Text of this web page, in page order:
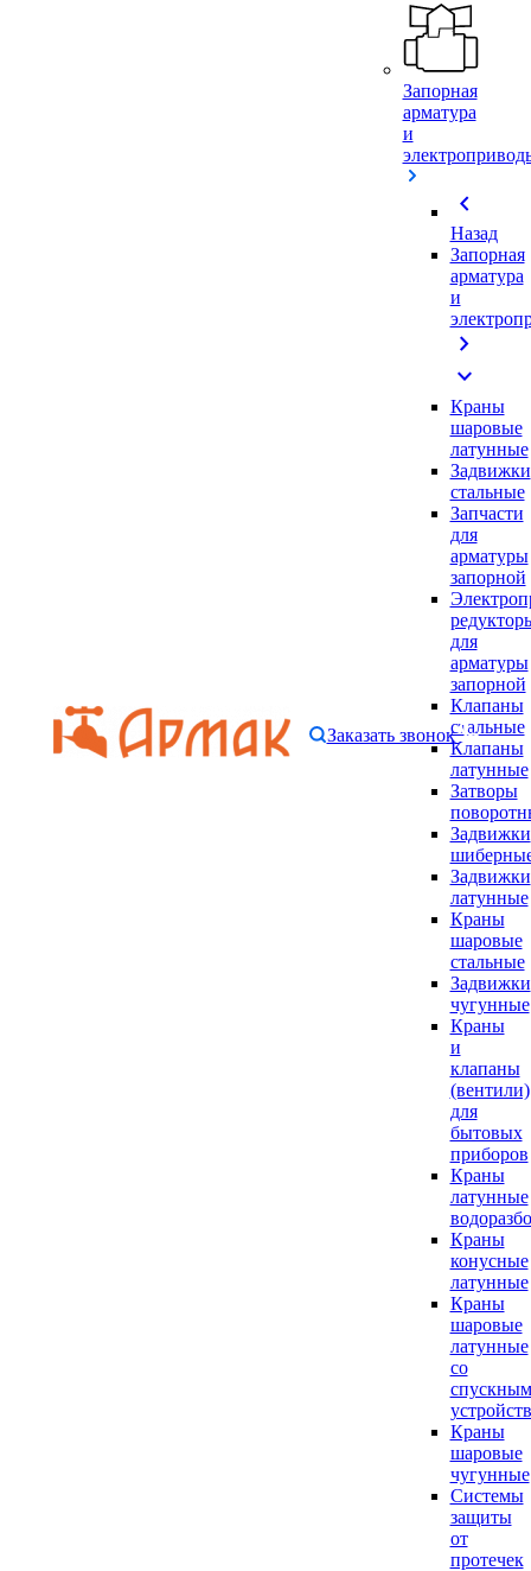
Запорная
арматура
и
chevron_left
Назад
Запорная
арматура
и
chevron_right
expand_more
Краны
шаровые
латунные
Задвижки
стальные
Запчасти
для
арматуры
запорной
для
арматуры
запорной
Клапаны
стальные
Клапаны
латунные
Затворы
Задвижки
Задвижки
латунные
Краны
шаровые
стальные
Задвижки
чугунные
Краны
и
клапаны
(вентили)
для
бытовых
приборов
Краны
латунные
Краны
конусные
латунные
Краны
шаровые
латунные
со
спускным
Краны
шаровые
чугунные
Системы
защиты
от
протечек
Заказать звонок